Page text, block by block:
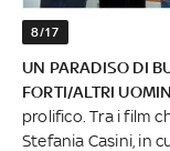
8/17
UN PARADISO DI
FORTI/ALTRI
prolifico. Tra i film
Stefania Casini, in